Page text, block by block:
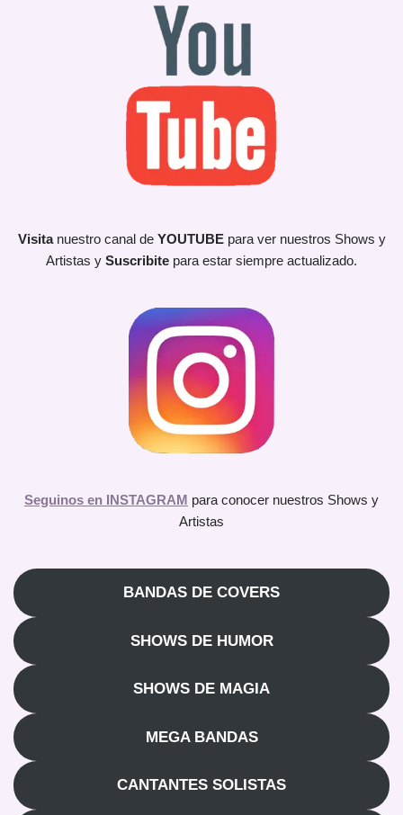
Visita nuestro canal de YOUTUBEpara ver nuestros Shows y
Artistas y Suscribite para estar siempre actualizado.
Seguinos en INSTAGRAM para conocer nuestros Shows y
Artistas
BANDAS DE COVERS
SHOWS DE HUMOR
SHOWS DE MAGIA
MEGA BANDAS
CANTANTES SOLISTAS